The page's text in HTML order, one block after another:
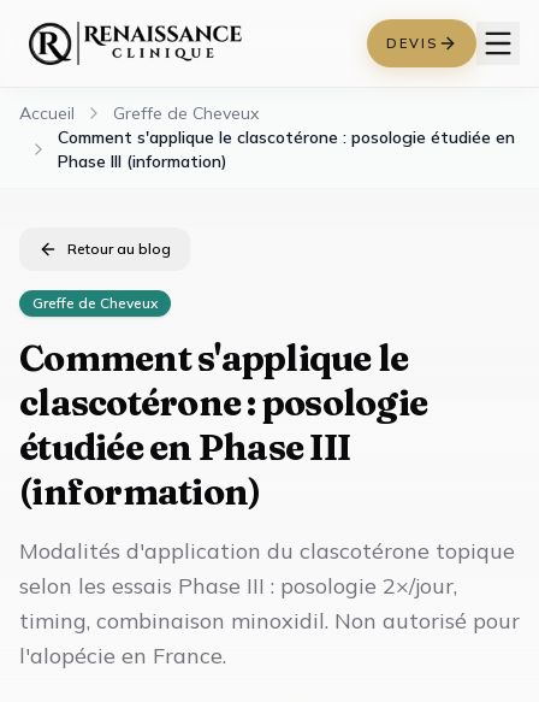
DEVIS
Accueil
Greffe de Cheveux
Comment s'applique le clascotérone : posologie étudiée en
Phase III (information)
Retour au blog
Greffe de Cheveux
Comment s'applique le
clascotérone : posologie
étudiée en Phase III
(information)
Modalités d'application du clascotérone topique
selon les essais Phase III : posologie 2×/jour,
timing, combinaison minoxidil. Non autorisé pour
l'alopécie en France.